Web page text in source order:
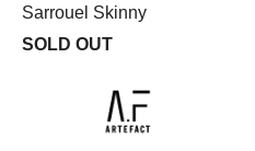
Sarrouel Skinny
SOLD OUT